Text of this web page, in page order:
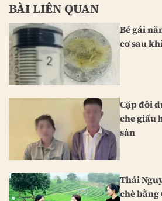
BÀI LIÊN QUAN
Bé gái
cơ sau
Cặp đôi
che giấu
sản
Thái
chè bằng